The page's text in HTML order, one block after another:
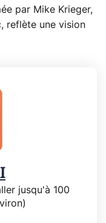
par Mike Krieger,
reflète une vision
jusqu'à 100